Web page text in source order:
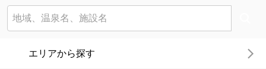
エリアから探す